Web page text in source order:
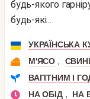
будь-якого
будь-які...
УКРАЇНСЬКА
М'ЯСО ,
ВАГІТНИМ І
НА ОБІД ,
НА